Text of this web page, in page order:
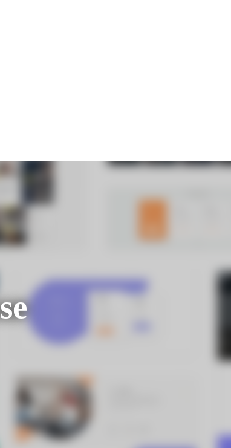
prvé hneď po inštalácii systému a jeho základných
plugin, widget a nevidíte rozdiel? Tak poďme pekne po